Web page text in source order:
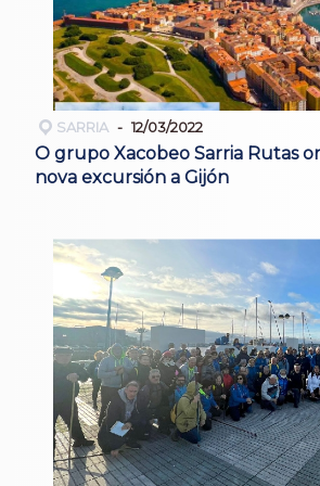
SARRIA 12/03/2022
O grupo Xacobeo Sarria Rutas
nova excursión a Gijón